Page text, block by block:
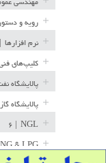
مهندسی
رویه و
نرم افزارها
کلیپ‌های
پالایشگاه
پالایشگاه گاز
NGL
& LPG